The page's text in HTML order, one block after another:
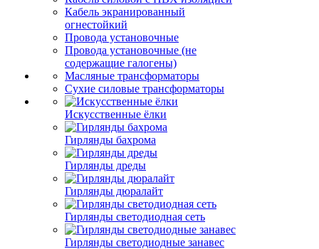
Кабель экранированный
огнестойкий
Провода установочные
Провода установочные (не
содержащие галогены)
Масляные трансформаторы
Сухие силовые трансформаторы
Искусственные ёлки
Гирлянды бахрома
Гирлянды дреды
Гирлянды дюралайт
Гирлянды светодиодная сеть
Гирлянды светодиодные занавес